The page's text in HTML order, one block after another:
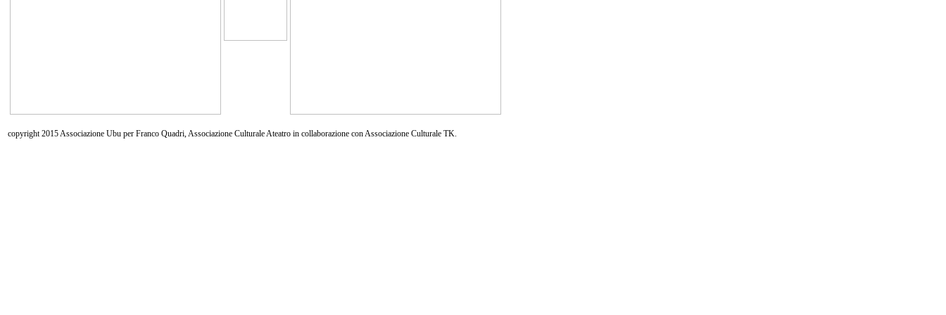
copyright 2015 Associazione Ubu per Franco Quadri, Associazione Culturale Ateatro in collaborazione con Associazione Culturale TK.